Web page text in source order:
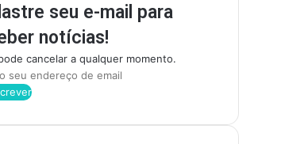
seu e-mail para
notícias!
cancelar a qualquer momento.